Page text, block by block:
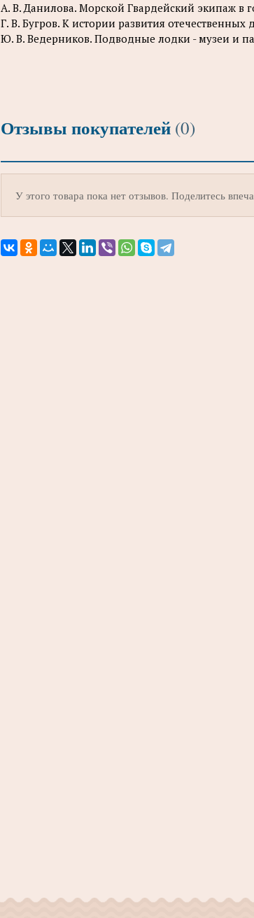
А. В. Данилова. Морской Гвардейский экипаж
Г. В. Бугров. К истории развития
Ю. В. Ведерников. Подводные лодки - музеи и
Отзывы покупателей (0)
У этого товара пока нет отзывов. Поделитесь